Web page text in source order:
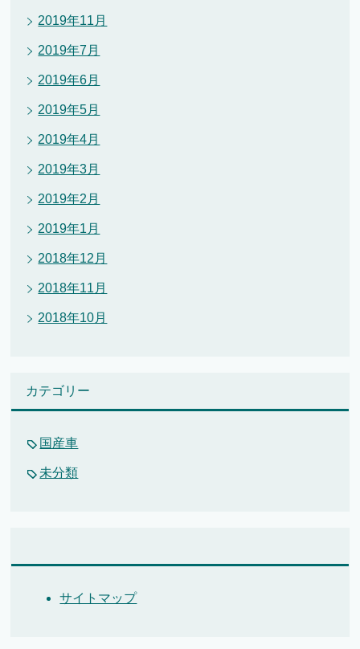
2019年11月
2019年7月
2019年6月
2019年5月
2019年4月
2019年3月
2019年2月
2019年1月
2018年12月
2018年11月
2018年10月
カテゴリー
国産車
未分類
サイトマップ